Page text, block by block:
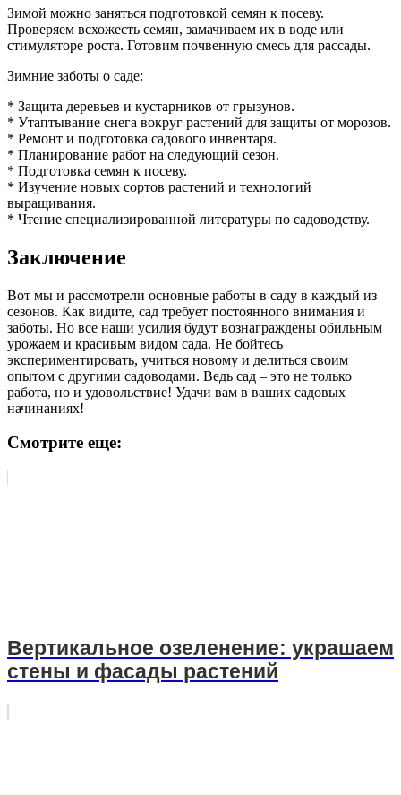
Зимой можно заняться подготовкой семян к посеву.
Проверяем всхожесть семян, замачиваем их в воде или
стимуляторе роста. Готовим почвенную смесь для рассады.
Зимние заботы о саде:
* Защита деревьев и кустарников от грызунов.
* Утаптывание снега вокруг растений для защиты от морозов.
* Ремонт и подготовка садового инвентаря.
* Планирование работ на следующий сезон.
* Подготовка семян к посеву.
* Изучение новых сортов растений и технологий
выращивания.
* Чтение специализированной литературы по садоводству.
Заключение
Вот мы и рассмотрели основные работы в саду в каждый из
сезонов. Как видите, сад требует постоянного внимания и
заботы. Но все наши усилия будут вознаграждены обильным
урожаем и красивым видом сада. Не бойтесь
экспериментировать, учиться новому и делиться своим
опытом с другими садоводами. Ведь сад – это не только
работа, но и удовольствие! Удачи вам в ваших садовых
начинаниях!
Смотрите еще:
Вертикальное озеленение: украшаем
стены и фасады растений